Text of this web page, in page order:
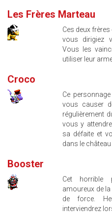
Les Frères Marteau
Ces deux
vous dirigiez
Vous les
utiliser leur
Croco
Ce
vous causer
régulièrement
vous y
sa défaite et
dans le
Booster
Cet horrible
amoureux de
de force.
interviendrez